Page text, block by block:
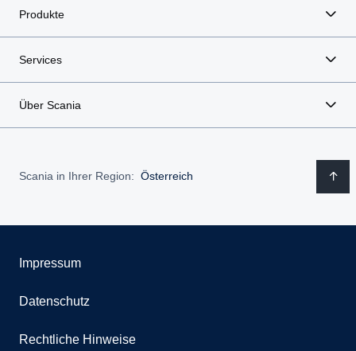
Produkte
Services
Über Scania
Scania in Ihrer Region: Österreich
Impressum
Datenschutz
Rechtliche Hinweise